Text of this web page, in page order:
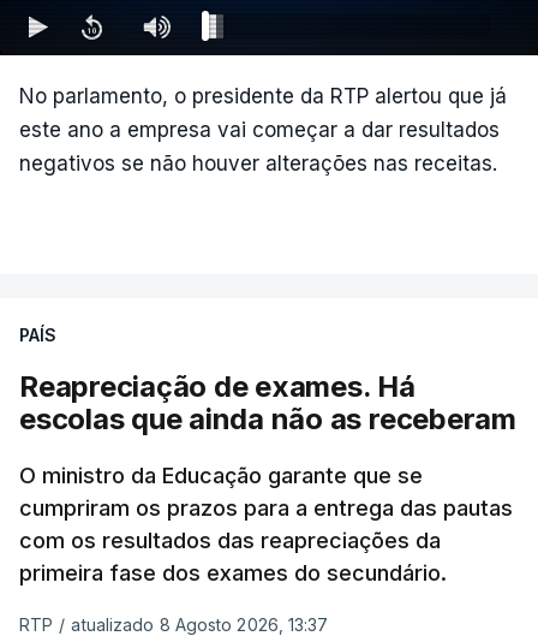
No parlamento, o presidente da RTP alertou que já
este ano a empresa vai começar a dar resultados
negativos se não houver alterações nas receitas.
PAÍS
Reapreciação de exames. Há
escolas que ainda não as receberam
O ministro da Educação garante que se
cumpriram os prazos para a entrega das pautas
com os resultados das reapreciações da
primeira fase dos exames do secundário.
RTP / atualizado 8 Agosto 2026, 13:37